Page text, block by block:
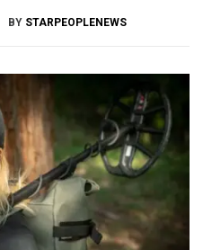
BY STARPEOPLENEWS